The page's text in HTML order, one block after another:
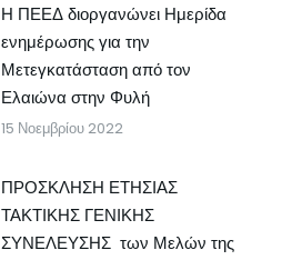
Η ΠΕΕΔ διοργανώνει Ημερίδα
ενημέρωσης για την
Μετεγκατάσταση από τον
Ελαιώνα στην Φυλή
15 Νοεμβρίου 2022
ΠΡΟΣΚΛΗΣΗ ΕΤΗΣΙΑΣ
ΤΑΚΤΙΚΗΣ ΓΕΝΙΚΗΣ
ΣΥΝΕΛΕΥΣΗΣ των Μελών της